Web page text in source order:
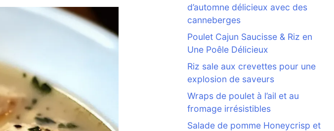
d’automne délicieux avec des
canneberges
Poulet Cajun Saucisse & Riz en
Une Poêle Délicieux
Riz sale aux crevettes pour une
explosion de saveurs
Wraps de poulet à l’ail et au
fromage irrésistibles
Salade de pomme Honeycrisp et